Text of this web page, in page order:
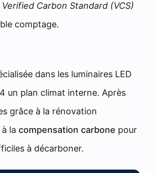
Verified Carbon Standard (VCS)
comptage.
dans les luminaires LED
un plan climat interne. Après
grâce à la rénovation
la compensation carbone pour
à décarboner.